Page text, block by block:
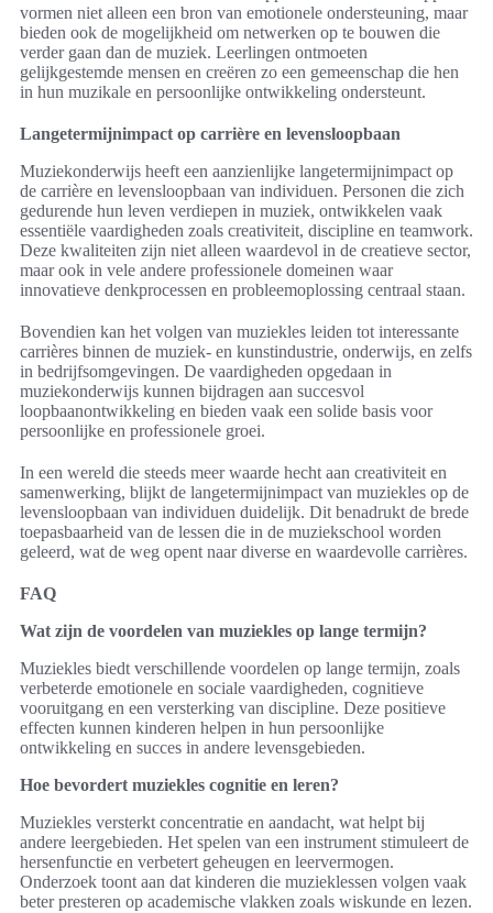
vormen niet alleen een bron van emotionele ondersteuning, maar
bieden ook de mogelijkheid om netwerken op te bouwen die
verder gaan dan de muziek. Leerlingen ontmoeten
gelijkgestemde mensen en creëren zo een gemeenschap die hen
in hun muzikale en persoonlijke ontwikkeling ondersteunt.
Langetermijnimpact op carrière en levensloopbaan
Muziekonderwijs heeft een aanzienlijke langetermijnimpact op
de carrière en levensloopbaan van individuen. Personen die zich
gedurende hun leven verdiepen in muziek, ontwikkelen vaak
essentiële vaardigheden zoals creativiteit, discipline en teamwork.
Deze kwaliteiten zijn niet alleen waardevol in de creatieve sector,
maar ook in vele andere professionele domeinen waar
innovatieve denkprocessen en probleemoplossing centraal staan.
Bovendien kan het volgen van muziekles leiden tot interessante
carrières binnen de muziek- en kunstindustrie, onderwijs, en zelfs
in bedrijfsomgevingen. De vaardigheden opgedaan in
muziekonderwijs kunnen bijdragen aan succesvol
loopbaanontwikkeling en bieden vaak een solide basis voor
persoonlijke en professionele groei.
In een wereld die steeds meer waarde hecht aan creativiteit en
samenwerking, blijkt de langetermijnimpact van muziekles op de
levensloopbaan van individuen duidelijk. Dit benadrukt de brede
toepasbaarheid van de lessen die in de muziekschool worden
geleerd, wat de weg opent naar diverse en waardevolle carrières.
FAQ
Wat zijn de voordelen van muziekles op lange termijn?
Muziekles biedt verschillende voordelen op lange termijn, zoals
verbeterde emotionele en sociale vaardigheden, cognitieve
vooruitgang en een versterking van discipline. Deze positieve
effecten kunnen kinderen helpen in hun persoonlijke
ontwikkeling en succes in andere levensgebieden.
Hoe bevordert muziekles cognitie en leren?
Muziekles versterkt concentratie en aandacht, wat helpt bij
andere leergebieden. Het spelen van een instrument stimuleert de
hersenfunctie en verbetert geheugen en leervermogen.
Onderzoek toont aan dat kinderen die muzieklessen volgen vaak
beter presteren op academische vlakken zoals wiskunde en lezen.